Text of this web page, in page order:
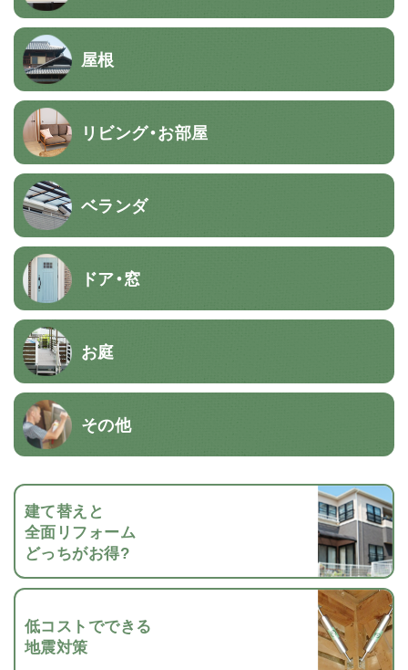
屋根
リビング・お部屋
ベランダ
ドア・窓
お庭
その他
建て替えと
全面リフォーム
どっちがお得?
低コストでできる
地震対策